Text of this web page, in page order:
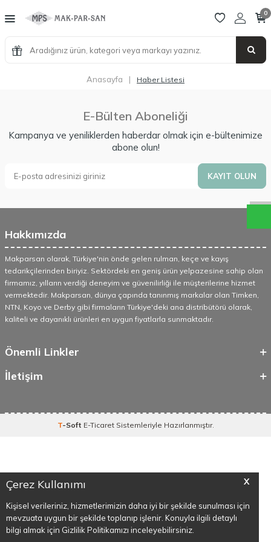
X
Çerez Kullanımı
Kişisel verileriniz, hizmetlerimizin daha iyi bir şekilde sunulması için
mevzuata uygun bir şekilde toplanıp işlenir. Konuyla ilgili detaylı
bilgi almak için Gizlilik Politikamızı inceleyebilirsiniz.
W
h
a
t
a
p
p
D
e
s
t
e
H
a
t
t
0
Anasayfa | Haber Listesi
E-Bülten Aboneliği
Kampanya ve yeniliklerden haberdar olmak için e-bültenimize
abone olun!
KAYIT OLUN
Hakkımızda
Makparsan olarak, Türkiye'nin önde gelen rulman, keçe ve kayış
tedarikçilerinden biriyiz. Sektördeki en geniş ürün yelpazesine sahip olan
firmamız, yılların verdiği deneyim ve güvenilirliği ile müşterilerine hizmet
vermektedir. Makparsan, dünya çapında tanınmış markalar olan Timken,
NTN, Koyo ve Derby gibi firmaların Türkiye'deki ana distribütörü olarak,
kaliteli ve dayanıklı ürünleri en uygun fiyatlarla sunmaktadır.
Önemli Linkler
İletişim
T-Soft E-TicaretSistemleriyle Hazırlanmıştır.